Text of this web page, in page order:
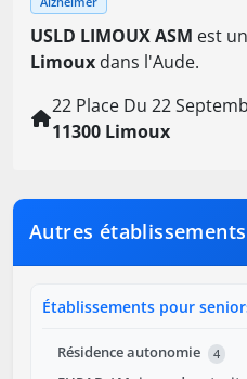
USLD LIMOUX ASM est un
Limoux dans l'Aude.
22 Place Du 22
11300 Limoux
Autres
Établissements pour
Résidence autonomie 4